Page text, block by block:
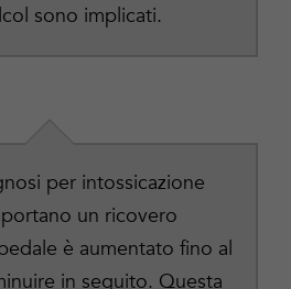
sono implicati.
per intossicazione
un ricovero
è aumentato fino al
in seguito. Questa